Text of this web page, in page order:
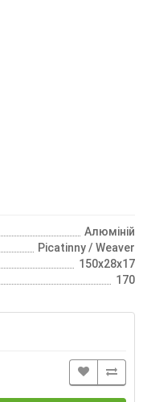
Алюміній
Рісаtіnnу / Weaver
150х28х17
170